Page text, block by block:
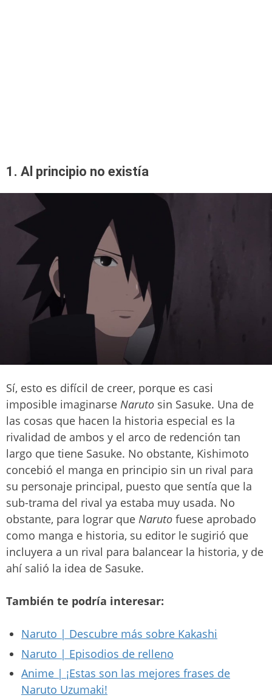
1. Al principio no existía
Sí, esto es difícil de creer, porque es casi
imposible imaginarse Naruto sin Sasuke. Una de
las cosas que hacen la historia especial es la
rivalidad de ambos y el arco de redención tan
largo que tiene Sasuke. No obstante, Kishimoto
concebió el manga en principio sin un rival para
su personaje principal, puesto que sentía que la
sub-trama del rival ya estaba muy usada. No
obstante, para lograr que Naruto fuese aprobado
como manga e historia, su editor le sugirió que
incluyera a un rival para balancear la historia, y de
ahí salió la idea de Sasuke.
También te podría interesar:
Naruto | Descubre más sobre Kakashi
Naruto | Episodios de relleno
Anime | ¡Estas son las mejores frases de
Naruto Uzumaki!